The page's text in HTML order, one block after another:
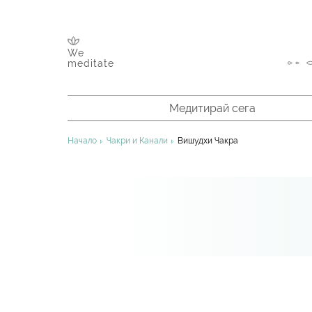
We
meditate
Медитирай сега
Научете повече
Начало Чакри и Канали Вишудхи Чакра